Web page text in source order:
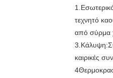
τεχνητό
από σύρμα
καιρικές